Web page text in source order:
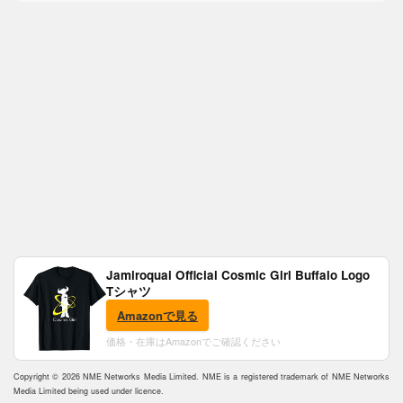
Jamiroquai Official Cosmic Girl Buffalo Logo
Tシャツ
Amazonで見る
価格・在庫はAmazonでご確認ください
Copyright © 2026 NME Networks Media Limited. NME is a registered trademark of NME Networks
Media Limited being used under licence.